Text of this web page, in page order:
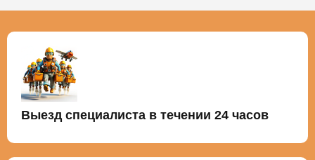
Выезд специалиста в течении 24 часов